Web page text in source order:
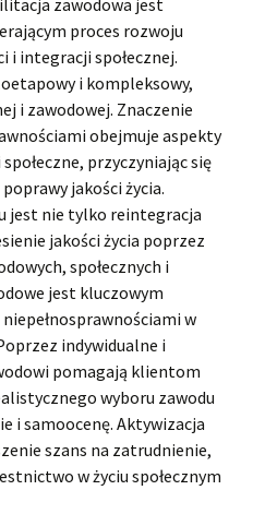
zawodowa jest
proces rozwoju
i integracji społecznej.
i kompleksowy,
i zawodowej. Znaczenie
obejmuje aspekty
przyczyniając się
jakości życia.
jest nie tylko reintegracja
jakości życia poprzez
społecznych i
jest kluczowym
w
indywidualne i
pomagają klientom
wyboru zawodu
i samoocenę. Aktywizacja
szans na zatrudnienie,
w życiu społecznym